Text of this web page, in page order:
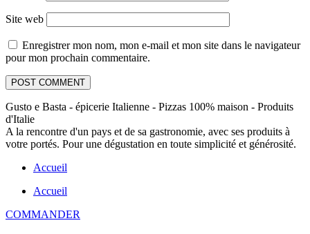
Site web
Enregistrer mon nom, mon e-mail et mon site dans le navigateur
pour mon prochain commentaire.
Gusto e Basta - épicerie Italienne - Pizzas 100% maison - Produits
d'Italie
A la rencontre d'un pays et de sa gastronomie, avec ses produits à
votre portés. Pour une dégustation en toute simplicité et générosité.
Accueil
Accueil
COMMANDER